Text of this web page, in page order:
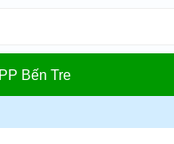
Bến Tre